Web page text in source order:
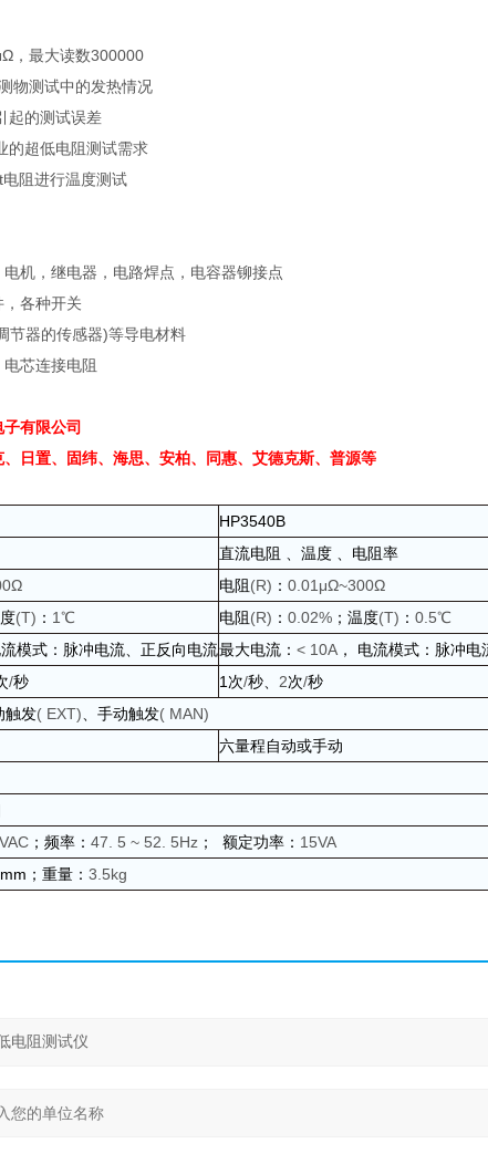
，最大读数300000
物测试中的发热情况
起的测试误差
的超低电阻测试需求
电阻进行温度测试
机，继电器，电路焊点，电容器铆接点
各种开关
节器的传感器)等导电材料
芯连接电阻
有限公司
日置、固纬、海思、安柏、同惠、艾德克斯、普源等
HP3540B
直流电阻 、温度
、电阻率
电阻(R) ： 0.01μΩ~300Ω
(T) ： 1℃ 电阻(R) ： 0.02% ；温度(T) ： 0.5℃
模式：脉冲电流、正反向电流最大电流： < 10A ， 电流模式：脉冲电
/秒 1 次/秒、 2次/秒
触发( EXT) 、手动触发( MAN)
六量程自动或手动
；频率： 47. 5 ~ 52. 5Hz ； 额定功率： 15VA
；重量： 3.5kg